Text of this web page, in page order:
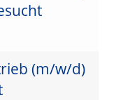
(m/w/d)